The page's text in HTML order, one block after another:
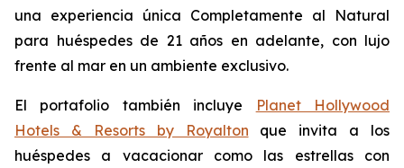
una experiencia única Completamente al Natural
para huéspedes de 21 años en adelante, con lujo
frente al mar en un ambiente exclusivo.
El portafolio también incluye
Planet Hollywood
Hotels & Resorts by Royalton que invita a los
huéspedes a vacacionar como las estrellas con